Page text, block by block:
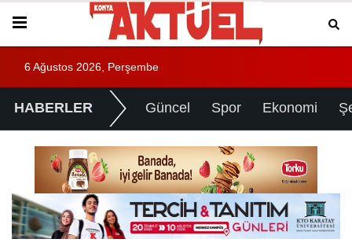
6 Ağustos 2026, Perşembe
HABERLER Güncel Spor Ekonomi